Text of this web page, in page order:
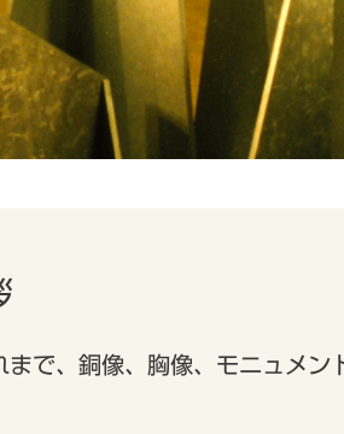
ブリックアート 記
で、銅像、胸像、モニュメン